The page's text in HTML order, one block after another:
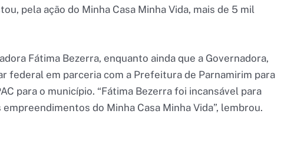
pela ação do Minha Casa Minha Vida, mais de 5 mil
Fátima Bezerra, enquanto ainda que a Governadora,
federal em parceria com a Prefeitura de Parnamirim para
para o município. “Fátima Bezerra foi incansável para
do Minha Casa Minha Vida”, lembrou.